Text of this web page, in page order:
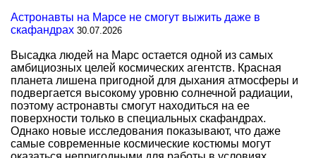
Астронавты на Марсе не смогут выжить даже в
скафандрах 30.07.2026
Высадка людей на Марс остается одной из самых
амбициозных целей космических агентств. Красная
планета лишена пригодной для дыхания атмосферы и
подвергается высокому уровню солнечной радиации,
поэтому астронавты смогут находиться на ее
поверхности только в специальных скафандрах.
Однако новые исследования показывают, что даже
самые современные космические костюмы могут